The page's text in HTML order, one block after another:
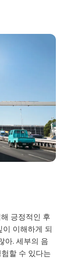
긍정적인 후
이해하게 되
아. 세부의 음
할 수 있다는